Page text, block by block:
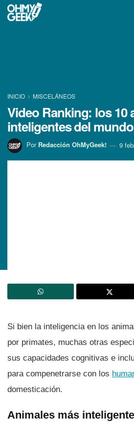
INICIO MISCELÁNEOS
Video Ranking: los 10
inteligentes del mundo
Por Redacción OhMyGeek! 9
Si bien la inteligencia en los
por primates, muchas otras
sus capacidades cognitivas e
para compenetrarse con los
domesticación.
Animales más